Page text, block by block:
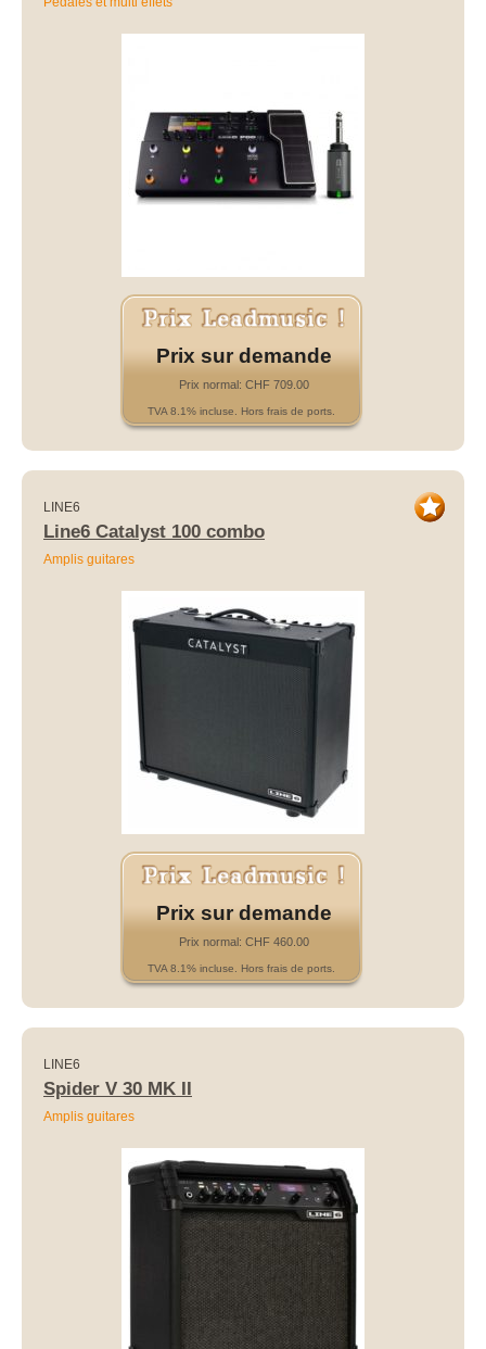
Prix sur demande
Prix normal: CHF 709.00
TVA 8.1% incluse. Hors frais de ports.
LINE6
Line6 Catalyst 100 combo
Amplis guitares
Prix sur demande
Prix normal: CHF 460.00
TVA 8.1% incluse. Hors frais de ports.
LINE6
Spider V 30 MK II
Amplis guitares